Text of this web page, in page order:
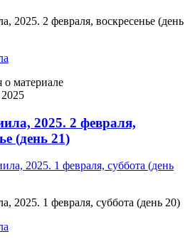
2025. 2 февраля, воскресенье (день
материале
2025. 2 февраля,
(день 21)
2025. 1 февраля, суббота (день 20)